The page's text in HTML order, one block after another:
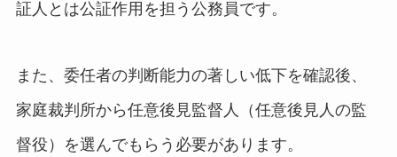
証人とは公証作用を担う公務員です。
また、委任者の判断能力の著しい低下を確認後、
家庭裁判所から任意後見監督人（任意後見人の監
督役）を選んでもらう必要があります。